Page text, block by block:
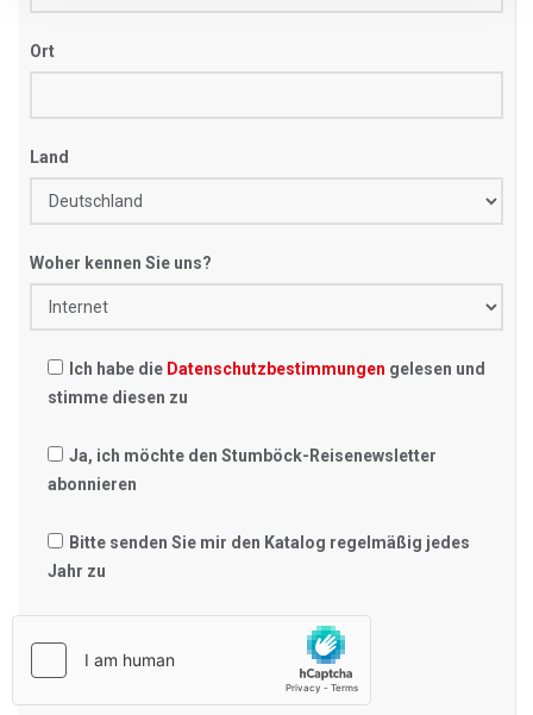
Ort
Land
Woher kennen Sie uns?
Ich habe die Datenschutzbestimmungen gelesen und
stimme diesen zu
Ja, ich möchte den Stumböck-Reisenewsletter
abonnieren
Bitte senden Sie mir den Katalog regelmäßig jedes
Jahr zu